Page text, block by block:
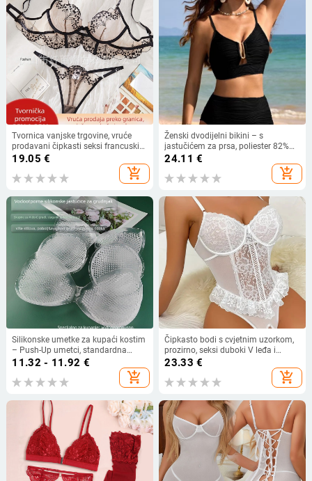
Tvornica vanjske trgovine, vruće
prodavani čipkasti seksi francuski
set donjeg rublja, uniforma, seksi
crno iskušenje, ultra tanka mreža
od čiste požude
19.05 €
add_shopping_cart
Ženski dvodijelni bikini – s
jastučićem za prsa, poliester 82%
uz podlogu 18%, 150 g, za plivanje i
24.11 €
add_shopping_cart
Silikonske umetke za kupaći kostim
– Push-Up umetci, standardna
debljina za jednodijelni kupaći
11.32 - 11.92 €
add_shopping_cart
Čipkasto bodi s cvjetnim uzorkom,
prozirno, seksi duboki V leđa i
izloženi pubični dio — poliester 95–
100%, tanka tkanina 121–140
g/m2, porijeklo Foshan, proljeće
23.33 €
add_shopping_cart